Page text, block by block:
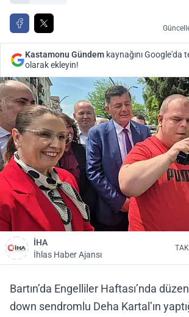
Kastamonu Gündem kaynağını Google'da
olarak ekleyin!
İHA
İhlas Haber Ajansı
Bartın’da Engelliler Haftası’nda
down sendromlu Deha Kartal’ın